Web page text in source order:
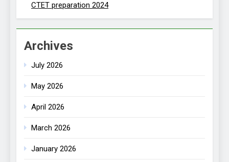
CTET preparation 2024
Archives
July 2026
May 2026
April 2026
March 2026
January 2026